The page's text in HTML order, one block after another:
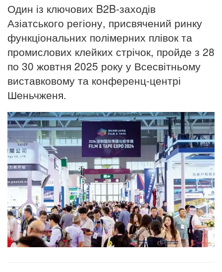
Один із ключових B2B-заходів
Азіатського регіону, присвячений ринку
функціональних полімерних плівок та
промислових клейких стрічок, пройде з 28
по 30 жовтня 2025 року у Всесвітньому
виставковому та конференц-центрі
Шеньчженя.